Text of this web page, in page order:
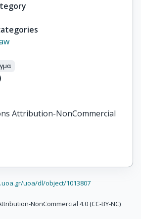
Attribution-NonCommercial
uoa/dl/object/1013807
NonCommercial 4.0 (CC-BY-NC)